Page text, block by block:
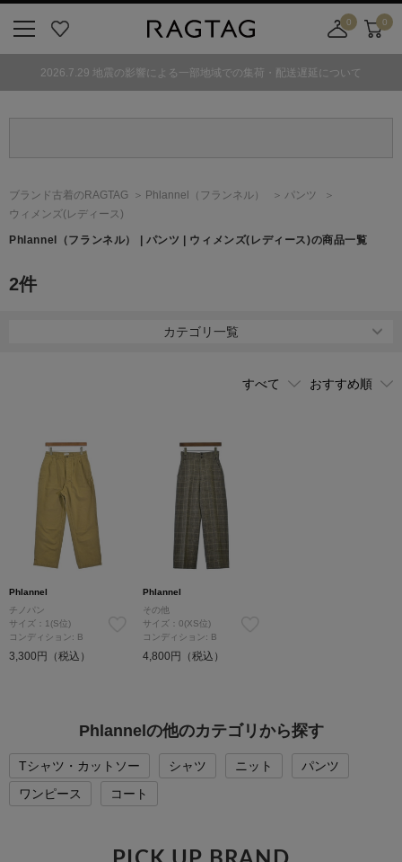
気
0
舗
カ
ト
0
2026.7.29 地震の影響による一部地域での集荷・配送遅延について
ブランド古着のRAGTAG Phlannel （フランネル）
パンツ
ウィメンズ(レディース)
Phlannel （フランネル） | パンツ | ウィメンズ(レディース)の商品一覧
2件
カテゴリ一覧
Phlannel
チノパン
サイズ：1(S位)
コンディション: B
3,300円（税込）
Phlannel
その他
サイズ：0(XS位)
コンディション: B
4,800円（税込）
Phlannelの他のカテゴリから探す
Tシャツ・カットソー シャツ ニット
パンツ
ワンピース
コート